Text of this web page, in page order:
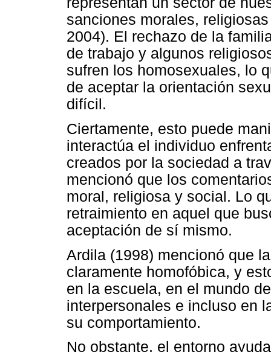
sanciones morales,
2004). El rechazo de la
de trabajo y algunos
sufren los homosexuales, lo
de aceptar la orientación
difícil.
Ciertamente, esto puede
interactúa el individuo
creados por la sociedad a
mencionó que los
moral, religiosa y social. Lo
retraimiento en aquel que
aceptación de sí mismo.
Ardila (1998) mencionó que
claramente homofóbica, y
en la escuela, en el mundo
interpersonales e incluso en
su comportamiento.
No obstante, el entorno